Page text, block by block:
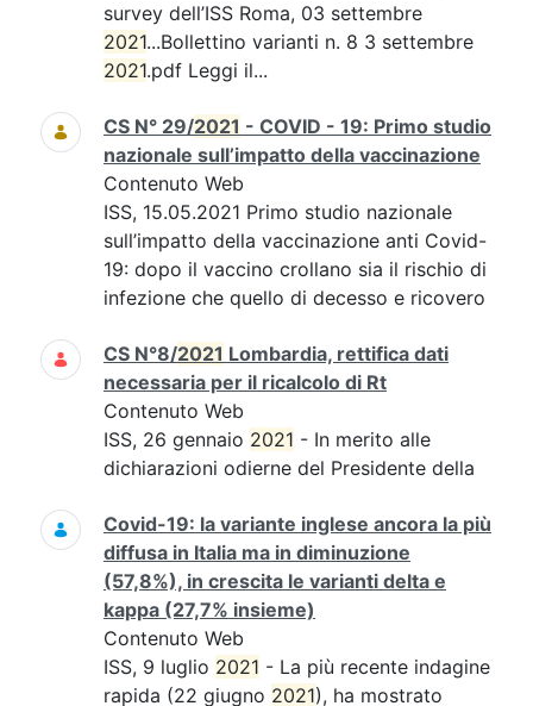
survey dell’ISS Roma, 03 settembre
2021...Bollettino varianti n. 8 3 settembre
2021.pdf Leggi il...
CS N° 29/2021 - COVID - 19: Primo studio
nazionale sull’impatto della vaccinazione
Contenuto Web
ISS, 15.05.2021 Primo studio nazionale
sull’impatto della vaccinazione anti Covid-
19: dopo il vaccino crollano sia il rischio di
infezione che quello di decesso e ricovero
CS N°8/2021 Lombardia, rettifica dati
necessaria per il ricalcolo di Rt
Contenuto Web
ISS, 26 gennaio 2021 - In merito alle
dichiarazioni odierne del Presidente della
Covid-19: la variante inglese ancora la più
diffusa in Italia ma in diminuzione
(57,8%), in crescita le varianti delta e
kappa (27,7% insieme)
Contenuto Web
ISS, 9 luglio 2021 - La più recente indagine
rapida (22 giugno 2021), ha mostrato